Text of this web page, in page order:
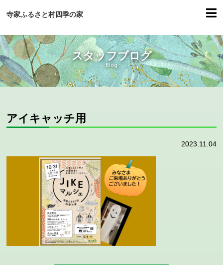
寺家ふるさと村四季の家
スタッフブログ
Blog
アイキャッチ用
2023.11.04